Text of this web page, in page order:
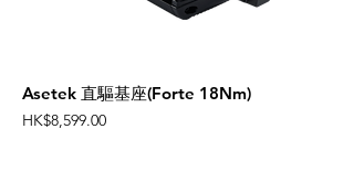
Asetek 直驅基座(Forte 18Nm)
Price
HK$8,599.00